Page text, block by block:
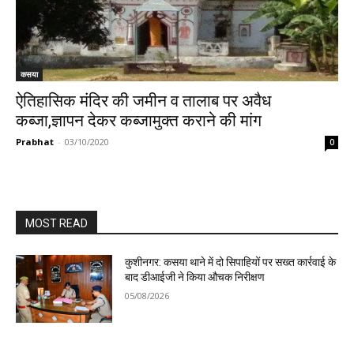
कसया
ऐतिहासिक मंदिर की जमीन व तालाब पर अवैध
कब्जा,ज्ञापन देकर कब्जामुक्त कराने की मांग
Prabhat - 03/10/2020 0
MOST READ
कुशीनगर: कसया थाने में दो सिपाहियों पर सख्त कार्रवाई के
बाद डीआईजी ने किया औचक निरीक्षण
05/08/2026